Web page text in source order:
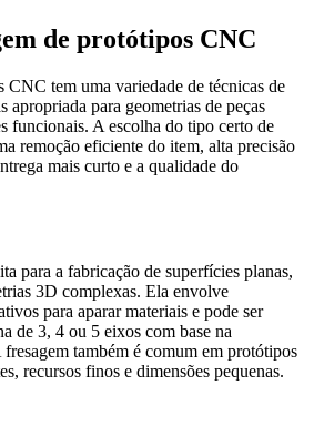
de protótipos CNC
CNC tem uma variedade de técnicas de
apropriada para geometrias de peças
funcionais. A escolha do tipo certo de
remoção eficiente do item, alta precisão
mais curto e a qualidade do
para a fabricação de superfícies planas,
3D complexas. Ela envolve
para aparar materiais e pode ser
de 3, 4 ou 5 eixos com base na
também é comum em protótipos
recursos finos e dimensões pequenas.